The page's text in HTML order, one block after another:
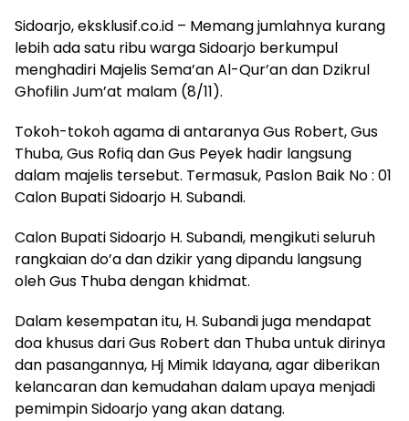
Sidoarjo, eksklusif.co.id – Memang jumlahnya kurang
lebih ada satu ribu warga Sidoarjo berkumpul
menghadiri Majelis Sema’an Al-Qur’an dan Dzikrul
Ghofilin Jum’at malam (8/11).
Tokoh-tokoh agama di antaranya Gus Robert, Gus
Thuba, Gus Rofiq dan Gus Peyek hadir langsung
dalam majelis tersebut. Termasuk, Paslon Baik No : 01
Calon Bupati Sidoarjo H. Subandi.
Calon Bupati Sidoarjo H. Subandi, mengikuti seluruh
rangkaian do’a dan dzikir yang dipandu langsung
oleh Gus Thuba dengan khidmat.
Dalam kesempatan itu, H. Subandi juga mendapat
doa khusus dari Gus Robert dan Thuba untuk dirinya
dan pasangannya, Hj Mimik Idayana, agar diberikan
kelancaran dan kemudahan dalam upaya menjadi
pemimpin Sidoarjo yang akan datang.